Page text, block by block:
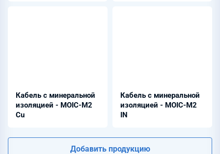
Кабель с минеральной
изоляцией - MOIC-M2
Cu
Кабель с минеральной
изоляцией - MOIC-M2
IN
Добавить продукцию